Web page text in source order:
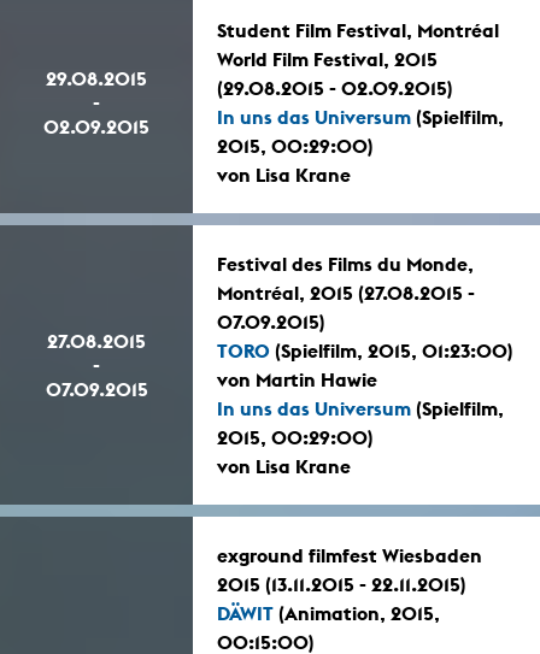
29.08.2015
-
02.09.2015
Student Film Festival, Montréal
World Film Festival, 2015
(29.08.2015 - 02.09.2015)
In uns das Universum (Spielfilm,
2015, 00:29:00)
von Lisa Krane
27.08.2015
-
07.09.2015
Festival des Films du Monde,
Montréal, 2015 (27.08.2015 -
07.09.2015)
TORO (Spielfilm, 2015, 01:23:00)
von Martin Hawie
In uns das Universum (Spielfilm,
2015, 00:29:00)
von Lisa Krane
exground filmfest Wiesbaden
2015 (13.11.2015 - 22.11.2015)
DÄWIT (Animation, 2015,
00:15:00)